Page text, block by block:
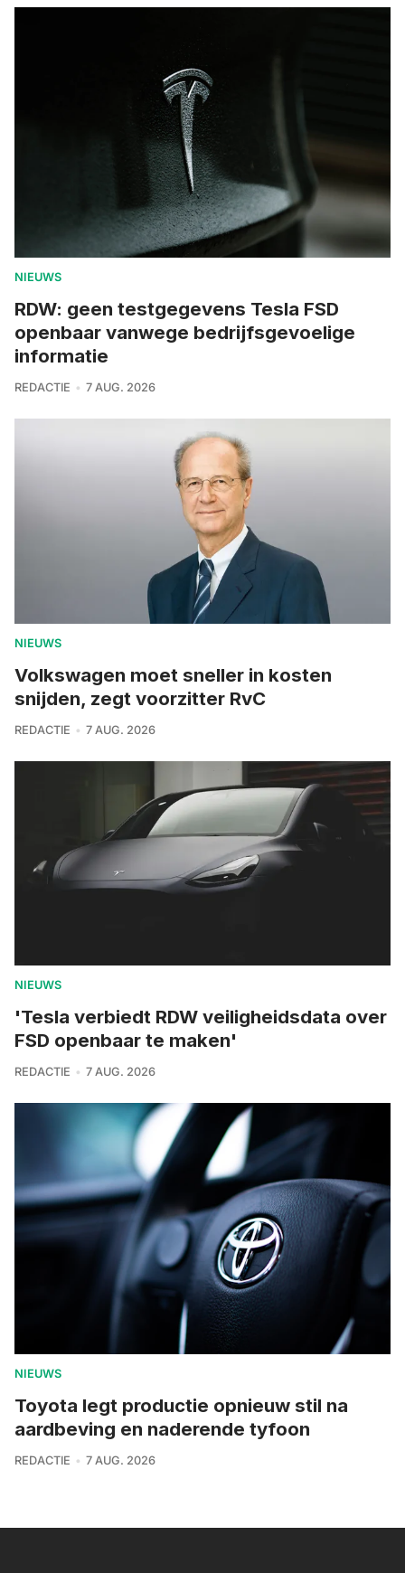
NIEUWS
RDW: geen testgegevens Tesla FSD
openbaar vanwege bedrijfsgevoelige
informatie
REDACTIE 7 AUG. 2026
NIEUWS
Volkswagen moet sneller in kosten
snijden, zegt voorzitter RvC
REDACTIE 7 AUG. 2026
NIEUWS
'Tesla verbiedt RDW veiligheidsdata over
FSD openbaar te maken'
REDACTIE 7 AUG. 2026
NIEUWS
Toyota legt productie opnieuw stil na
aardbeving en naderende tyfoon
REDACTIE 7 AUG. 2026